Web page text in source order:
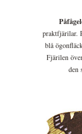
praktfjärilar.
blå
Fjärilen
den